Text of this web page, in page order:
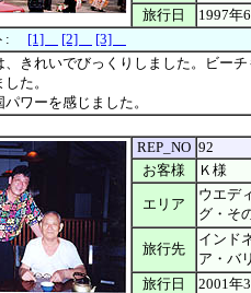
旅行日
1997年
: [1] [2]
[3]
、きれいでびっくりしました。ビーチ
た。
ワーを感じました。
REP_NO 92
お客様
Ｋ様
エリア
ウエデ
グ・そ
旅行先
インド
ア・バ
旅行日
2001年